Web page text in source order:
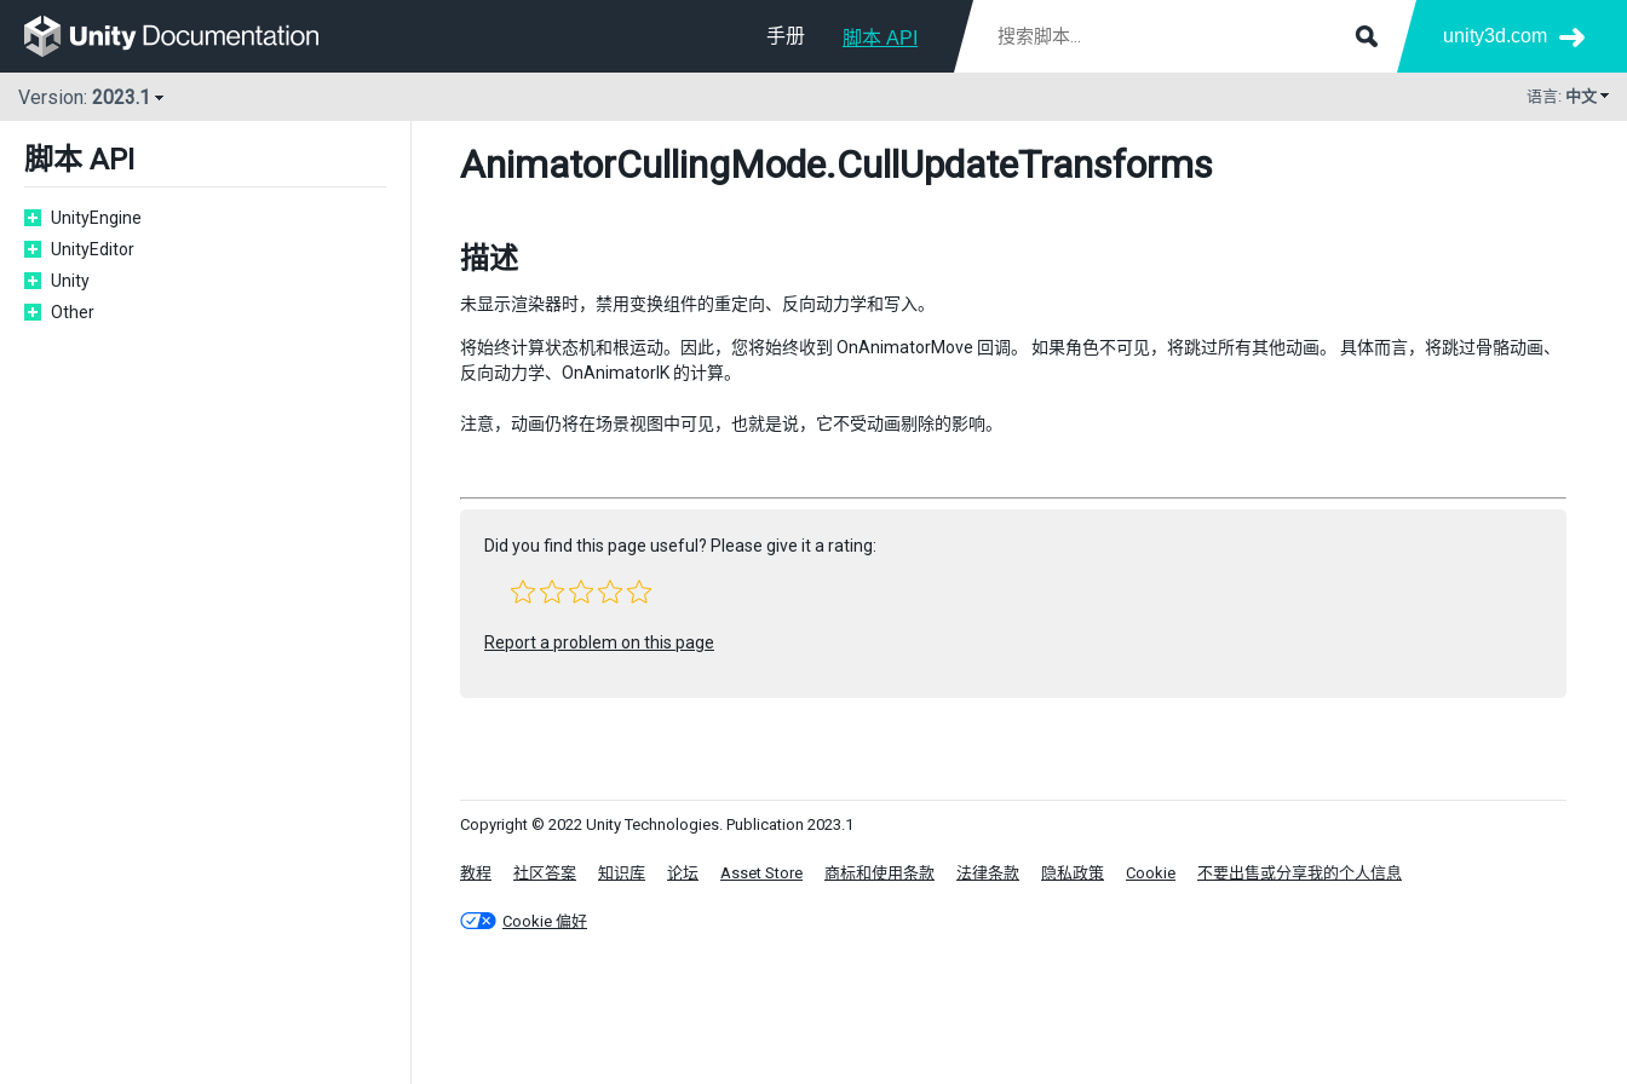
手册 脚本 API unity3d.com
Version: 2023.1 语言: 中文
脚本 API
UnityEngine
UnityEditor
Unity
Other
AnimatorCullingMode.CullUpdateTransforms
描述
未显示渲染器时，禁用变换组件的重定向、反向动力学和写入。
将始终计算状态机和根运动。因此，您将始终收到 OnAnimatorMove 回调。 如果角色不可见，将跳过所有其他动画。 具体而言，将跳过骨骼动画、
反向动力学、OnAnimatorIK 的计算。
注意，动画仍将在场景视图中可见，也就是说，它不受动画剔除的影响。
Did you find this page useful? Please give it a rating:
Report a problem on this page
Copyright © 2022 Unity Technologies. Publication 2023.1
教程 社区答案 知识库 论坛 Asset Store 商标和使用条款 法律条款 隐私政策 Cookie 不要出售或分享我的个人信息
Cookie 偏好